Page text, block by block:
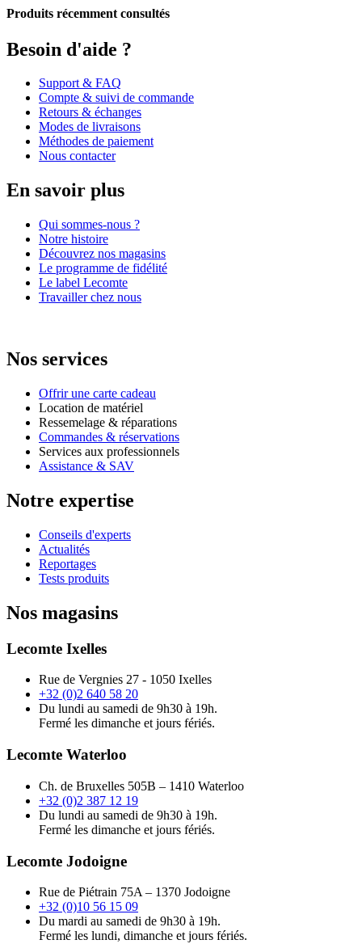
Produits récemment consultés
Besoin d'aide ?
Support & FAQ
Compte & suivi de commande
Retours & échanges
Modes de livraisons
Méthodes de paiement
Nous contacter
En savoir plus
Qui sommes-nous ?
Notre histoire
Découvrez nos magasins
Le programme de fidélité
Le label Lecomte
Travailler chez nous
Nos services
Offrir une carte cadeau
Location de matériel
Ressemelage & réparations
Commandes & réservations
Services aux professionnels
Assistance & SAV
Notre expertise
Conseils d'experts
Actualités
Reportages
Tests produits
Nos magasins
Lecomte Ixelles
Rue de Vergnies 27 - 1050 Ixelles
+32 (0)2 640 58 20
Du lundi au samedi de 9h30 à 19h.
Fermé les dimanche et jours fériés.
Lecomte Waterloo
Ch. de Bruxelles 505B – 1410 Waterloo
+32 (0)2 387 12 19
Du lundi au samedi de 9h30 à 19h.
Fermé les dimanche et jours fériés.
Lecomte Jodoigne
Rue de Piétrain 75A – 1370 Jodoigne
+32 (0)10 56 15 09
Du mardi au samedi de 9h30 à 19h.
Fermé les lundi, dimanche et jours fériés.